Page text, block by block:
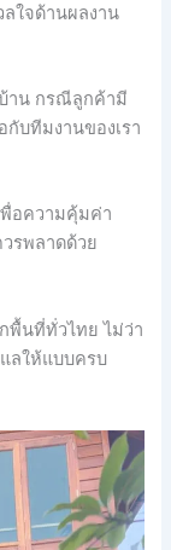
ลใจด้านผลงาน
าน กรณีลูกค้ามี
บทีมงานของเรา
อความคุ้มค่า
รพลาดด้วย
พื้นที่ทั่วไทย ไม่ว่า
ลให้แบบครบ